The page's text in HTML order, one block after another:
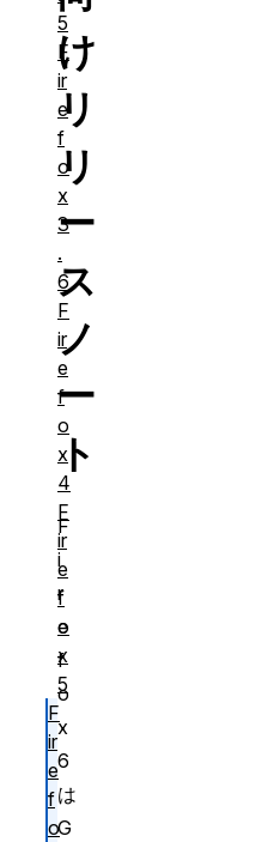
け
リ
リ
ー
ス
ノ
ー
ト
F
i
r
e
f
o
x
6
は
G
5
F
ir
e
f
o
x
3
.
6
F
ir
e
f
o
x
4
F
ir
e
f
o
x
5
F
ir
e
f
o